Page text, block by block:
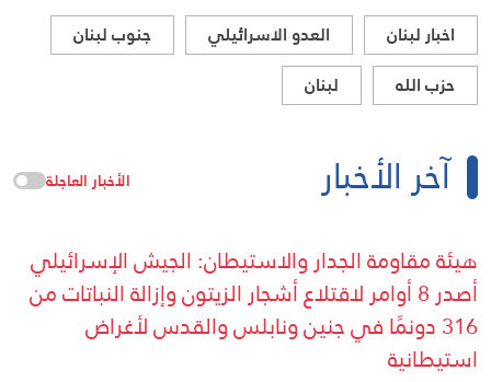
اخبار لبنان العدو الاسرائيلي
جنوب لبنان
حزب الله
لبنان
آخر الأخبار الأخبار العاجلة
هيئة مقاومة الجدار والاستيطان: الجيش الإسرائيلي
أصدر 8 أوامر لاقتلاع أشجار الزيتون وإزالة النباتات من
316 دونمًا في جنين ونابلس والقدس لأغراض
استيطانية